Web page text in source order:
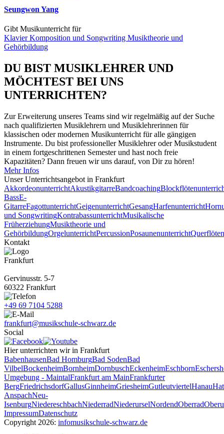
Seungwon Yang
Gibt Musikunterricht für
KlavierKomposition und Songwriting Musiktheorie und
Gehörbildung
DU BIST MUSIKLEHRER UND
MÖCHTEST BEI UNS
UNTERRICHTEN?
Zur Erweiterung unseres Teams sind wir regelmäßig auf der Suche
nach qualifizierten Musiklehrern und Musiklehrerinnen für
klassischen oder modernen Musikunterricht für alle gängigen
Instrumente. Du bist professioneller Musiklehrer oder Musikstudent
in einem fortgeschrittenen Semester und hast noch freie
Kapazitäten? Dann freuen wir uns darauf, von Dir zu hören!
Mehr Infos
Unser Unterrichts­angebot in Frankfurt
AkkordeonunterrichtAkustikgitarreBandcoaching
BassE-
GitarreFagottunterrichtGeigenunterrichtGesangHarfenunterricht
und SongwritingKontrabassunterrichtMusikalische
FrüherziehungMusiktheorie und
GehörbildungOrgelunterrichtPercussionPosaunenunterricht
Kontakt
Frankfurt
Gervinusstr. 5-7
60322 Frankfurt
+49 69 7104 5288
frankfurt@musikschule-schwarz.de
Social
Hier unterrichten wir in Frankfurt
BabenhausenBad HomburgBad SodenBad
VilbelBockenheimBornheimDornbuschEckenheimEschborn
Umgebung - MaintalFrankfurt am MainFrankfurter
BergFriedrichsdorfGallusGinnheimGriesheimGutleutviertelHanau
AnspachNeu-
IsenburgNiedereschbachNiederradNiederurselNordendOberrad
ImpressumDatenschutz
Copyright 2026: infomusikschule-schwarz.de